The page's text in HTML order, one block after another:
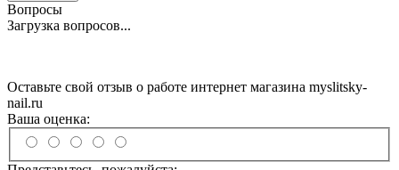
Вопросы
Загрузка вопросов...
Оставьте свой отзыв о работе интернет магазина myslitsky-
nail.ru
Ваша оценка: